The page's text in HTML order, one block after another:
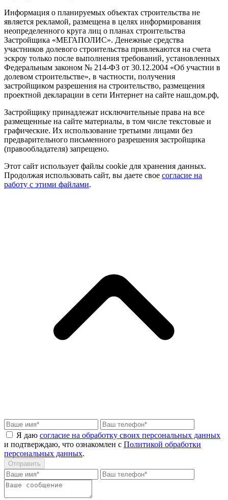
Информация о планируемых объектах строительства не
является рекламой, размещена в целях информирования
неопределенного круга лиц о планах строительства
Застройщика «МЕГАПОЛИС». Денежные средства
участников долевого строительства привлекаются на счета
эскроу только после выполнения требований, установленных
Федеральным законом № 214-ФЗ от 30.12.2004 «Об участии в
долевом строительстве», в частности, получения
застройщиком разрешения на строительство, размещения
проектной декларации в сети Интернет на сайте наш.дом.рф,
Застройщику принадлежат исключительные права на все
размещенные на сайте материалы, в том числе текстовые и
графические. Их использование третьими лицами без
предварительного письменного разрешения застройщика
(правообладателя) запрещено.
Этот сайт использует файлы cookie для хранения данных.
Продолжая использовать сайт, вы даете свое согласие на
работу с этими файлами.
Я даю согласие на обработку своих персональных данных
и подтверждаю, что ознакомлен с Политикой обработки
персональных данных.
Отправить